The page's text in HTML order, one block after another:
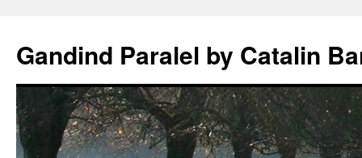
Gandind Paralel by Catalin